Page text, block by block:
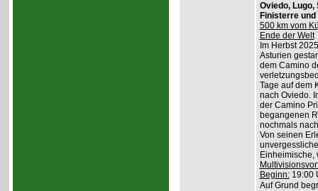
Oviedo, Lugo,
Finisterre und
500 km vom
Ende der Welt
Im Herbst
Asturien
dem Camino
Tage auf dem
nach Oviedo.
der Camino
begangenen
nochmals
Von seinen
Einheimische,
Beginn:19:00
Auf Grund